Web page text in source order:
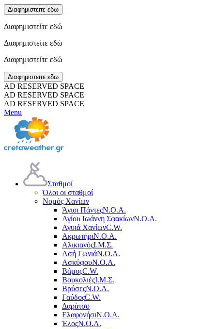
Διαφημιστειτε εδω
Διαφημιστείτε εδώ
Διαφημιστείτε εδώ
Διαφημιστείτε εδώ
Διαφημιστειτε εδω
AD RESERVED SPACE
AD RESERVED SPACE
AD RESERVED SPACE
Menu
Σταθμοί
Όλοι οι σταθμοί
Νομός Χανίων
Άγιοι ΠάντεςΝ.Ο.Α.
Αγίου Ιωάννη ΣφακίωνΝ.Ο.Α.
Αγυιά ΧανίωνC.W.
ΑκρωτήριΝ.Ο.Α.
ΑλικιανόςΙ.Μ.Σ.
Ασή ΓωνιάΝ.Ο.Α.
ΑσκύφουΝ.Ο.Α.
ΒάμοςC.W.
ΒουκολιέςΙ.Μ.Σ.
ΒρύσεςΝ.Ο.Α.
ΓαύδοςC.W.
Δαράτσο
ΕλαφονήσιΝ.Ο.Α.
ΈλοςΝ.Ο.Α.